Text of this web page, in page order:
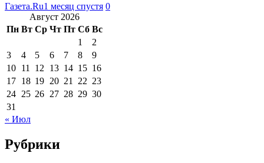
Газета.Ru1 месяц спустя 0
Август 2026
Пн Вт Ср Чт Пт Сб Вс
1
2
3
4 5 6 7 8
9
10 11 12 13 14 15 16
17 18 19 20 21 22 23
24 25 26 27 28 29 30
31
« Июл
Рубрики